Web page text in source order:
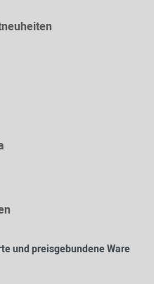
und preisgebundene Ware